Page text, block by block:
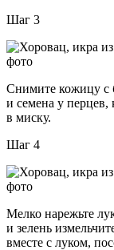
Шаг 3
Снимите кожицу с
и семена у перцев,
в миску.
Шаг 4
Мелко нарежьте
и зелень
вместе с луком,